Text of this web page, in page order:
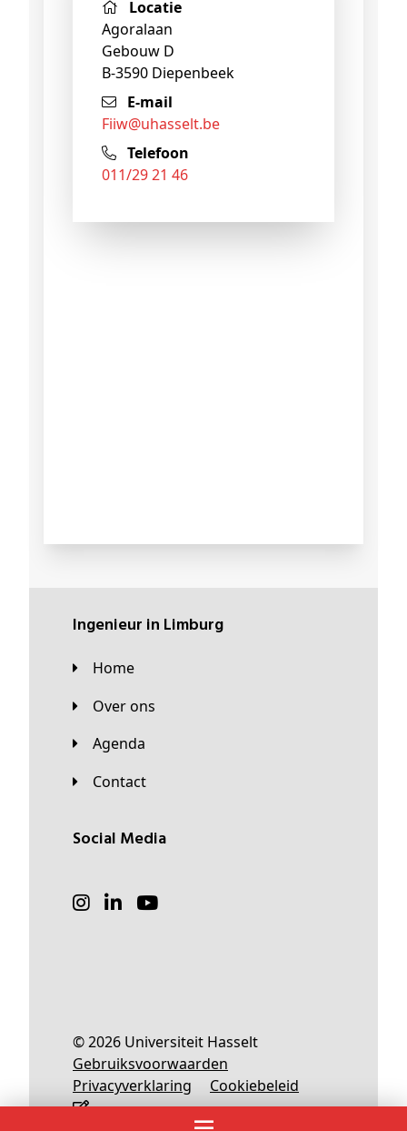
Locatie
Agoralaan
Gebouw D
B-3590 Diepenbeek
E-mail
fiiw@uhasselt.be
Telefoon
011/29 21 46
Ingenieur in Limburg
Home
Over ons
Agenda
Contact
Social Media
© 2026 Universiteit Hasselt
Gebruiksvoorwaarden
Privacyverklaring
Cookiebeleid